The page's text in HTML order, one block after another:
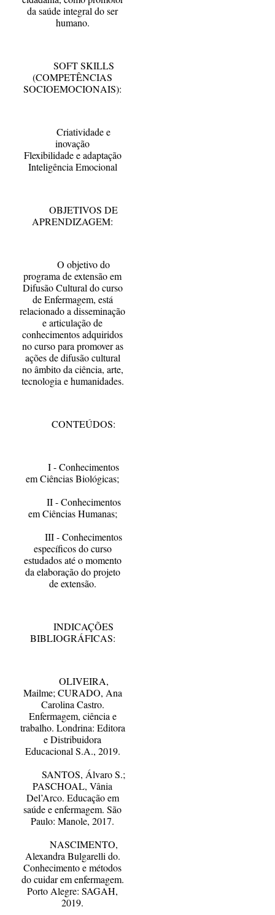
da saúde integral do ser
humano.
SOFT SKILLS
(COMPETÊNCIAS
SOCIOEMOCIONAIS):
Criatividade e
inovação
Flexibilidade e adaptação
Inteligência Emocional
OBJETIVOS DE
APRENDIZAGEM:
O objetivo do
programa de extensão em
Difusão Cultural do curso
de Enfermagem, está
relacionado a disseminação
e articulação de
conhecimentos adquiridos
no curso para promover as
ações de difusão cultural
no âmbito da ciência, arte,
tecnologia e humanidades.
CONTEÚDOS:
I - Conhecimentos
em Ciências Biológicas;
II - Conhecimentos
em Ciências Humanas;
III - Conhecimentos
específicos do curso
estudados até o momento
da elaboração do projeto
de extensão.
INDICAÇÕES
BIBLIOGRÁFICAS:
OLIVEIRA,
Mailme; CURADO, Ana
Carolina Castro.
Enfermagem, ciência e
trabalho. Londrina: Editora
e Distribuidora
Educacional S.A., 2019.
SANTOS, Álvaro S.;
PASCHOAL, Vânia
Del’Arco. Educação em
saúde e enfermagem. São
Paulo: Manole, 2017.
NASCIMENTO,
Alexandra Bulgarelli do.
Conhecimento e métodos
do cuidar em enfermagem.
Porto Alegre: SAGAH,
2019.